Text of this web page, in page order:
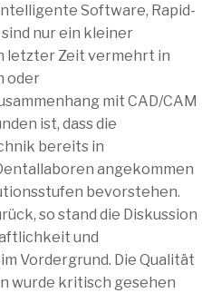
Software, Rapid-
nur ein kleiner
letzter Zeit vermehrt in
oder
mit CAD/CAM
ist, dass die
bereits in
angekommen
bevorstehen.
so stand die Diskussion
und
Vordergrund. Die Qualität
wurde kritisch gesehen